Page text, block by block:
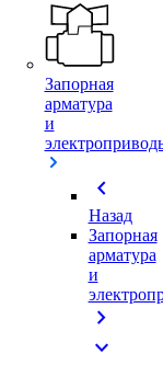
Запорная
арматура
и
chevron_left
Назад
Запорная
арматура
и
chevron_right
expand_more